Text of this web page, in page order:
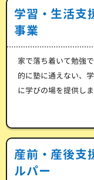
学習・生活支
事業
家で落ち着いて勉強
的に塾に通えない、
に学びの場を提供しま
産前・産後支
ルパー